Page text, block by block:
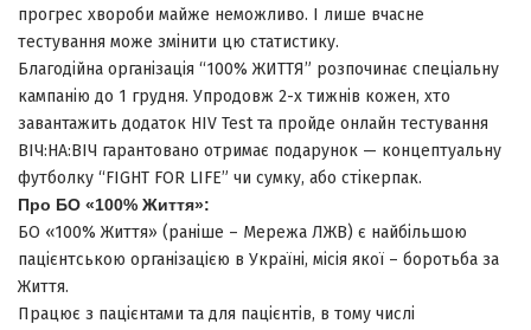
прогрес хвороби майже неможливо. І лише вчасне
тестування може змінити цю статистику.
Благодійна організація “100% ЖИТТЯ” розпочинає спеціальну
кампанію до 1 грудня. Упродовж 2-х тижнів кожен, хто
завантажить додаток HIV Test та пройде онлайн тестування
ВІЧ:НА:ВІЧ гарантовано отримає подарунок — концептуальну
футболку “FIGHT FOR LIFE” чи сумку, або стікерпак.
Про БО «100% Життя»:
БО «100% Життя» (раніше – Мережа ЛЖВ) є найбільшою
пацієнтською організацією в Україні, місія якої – боротьба за
Життя.
Працює з пацієнтами та для пацієнтів, в тому числі